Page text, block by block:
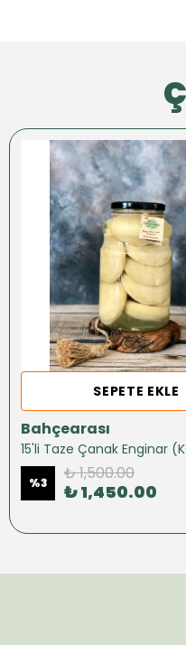
SEPETE EKLE
Bahçearası
15'li Taze Çanak Enginar
%3 ₺ 1,500.00
₺ 1,450.00